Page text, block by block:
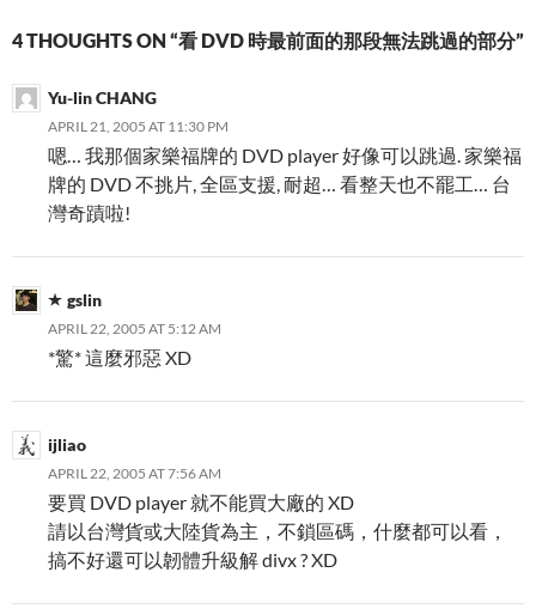
4 THOUGHTS ON “看 DVD 時最前面的那段無法跳過的部分”
Yu-lin CHANG
APRIL 21, 2005 AT 11:30 PM
嗯… 我那個家樂福牌的 DVD player 好像可以跳過. 家樂福
牌的 DVD 不挑片, 全區支援, 耐超… 看整天也不罷工… 台
灣奇蹟啦!
gslin
APRIL 22, 2005 AT 5:12 AM
*驚* 這麼邪惡 XD
ijliao
APRIL 22, 2005 AT 7:56 AM
要買 DVD player 就不能買大廠的 XD
請以台灣貨或大陸貨為主，不鎖區碼，什麼都可以看，
搞不好還可以韌體升級解 divx ? XD